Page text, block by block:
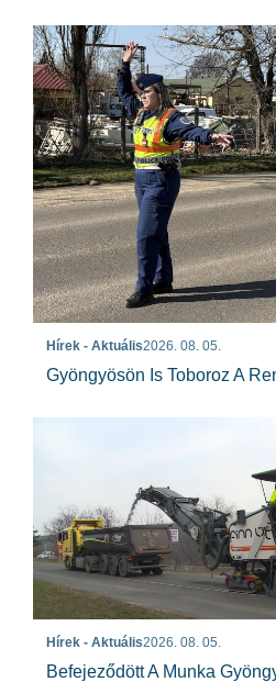
Hírek - Aktuális2026. 08. 05.
Gyöngyösön Is Toboroz A
Hírek - Aktuális2026. 08. 05.
Befejeződött A Munka